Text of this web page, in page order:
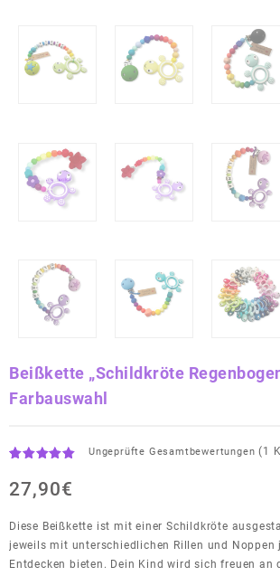
Beißkette „Schildkröte
Farbauswahl
mit
5.00
von 5,
auf
Kundenbewertung
Ungeprüfte Gesamtbewertungen (1
27,90€
Diese Beißkette ist mit einer Schildkröte
jeweils mit unterschiedlichen Rillen und Noppen
Entdecken bieten. Dein Kind wird sich freuen an